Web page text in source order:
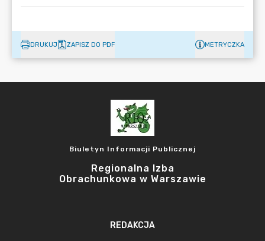
DRUKUJ ZAPISZ DO PDF METRYCZKA
Biuletyn Informacji Publicznej
Regionalna Izba
Obrachunkowa w Warszawie
REDAKCJA